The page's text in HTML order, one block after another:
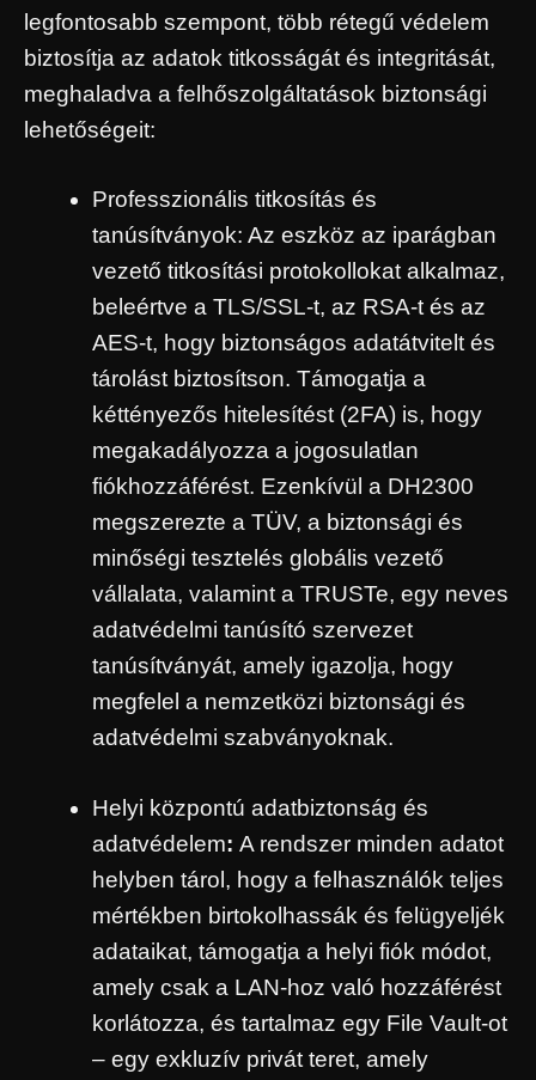
legfontosabb szempont, több rétegű védelem
biztosítja az adatok titkosságát és integritását,
meghaladva a felhőszolgáltatások biztonsági
lehetőségeit:
Professzionális titkosítás és
tanúsítványok: Az eszköz az iparágban
vezető titkosítási protokollokat alkalmaz,
beleértve a TLS/SSL-t, az RSA-t és az
AES-t, hogy biztonságos adatátvitelt és
tárolást biztosítson. Támogatja a
kéttényezős hitelesítést (2FA) is, hogy
megakadályozza a jogosulatlan
fiókhozzáférést. Ezenkívül a DH2300
megszerezte a TÜV, a biztonsági és
minőségi tesztelés globális vezető
vállalata, valamint a TRUSTe, egy neves
adatvédelmi tanúsító szervezet
tanúsítványát, amely igazolja, hogy
megfelel a nemzetközi biztonsági és
adatvédelmi szabványoknak.
Helyi központú adatbiztonság és
adatvédelem: A rendszer minden adatot
helyben tárol, hogy a felhasználók teljes
mértékben birtokolhassák és felügyeljék
adataikat, támogatja a helyi fiók módot,
amely csak a LAN-hoz való hozzáférést
korlátozza, és tartalmaz egy File Vault-ot
– egy exkluzív privát teret, amely